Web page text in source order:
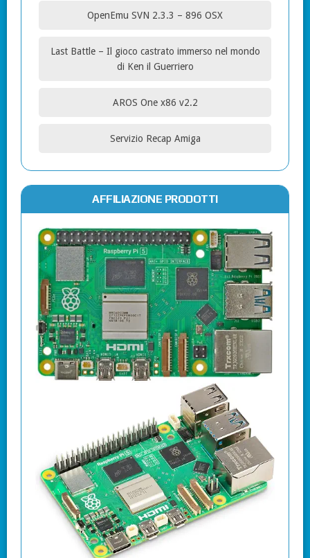
OpenEmu SVN 2.3.3 – 896 OSX
Last Battle – Il gioco castrato immerso nel mondo
di Ken il Guerriero
AROS One x86 v2.2
Servizio Recap Amiga
AFFILIAZIONE PRODOTTI